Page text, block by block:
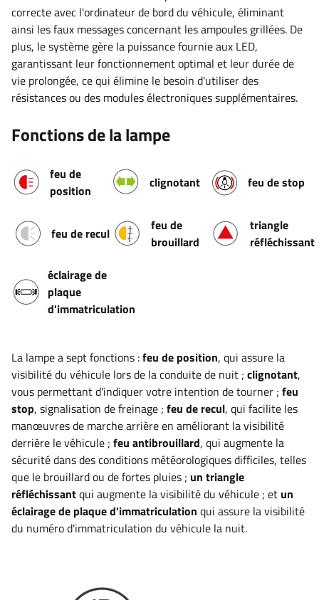
correcte avec l'ordinateur de bord du véhicule, éliminant
ainsi les faux messages concernant les ampoules grillées. De
plus, le système gère la puissance fournie aux LED,
garantissant leur fonctionnement optimal et leur durée de
vie prolongée, ce qui élimine le besoin d'utiliser des
résistances ou des modules électroniques supplémentaires.
Fonctions de la lampe
feu de
position
clignotant feu de stop
feu de recul
feu de
brouillard
triangle
réfléchissant
éclairage de
plaque
d'immatriculation
La lampe a sept fonctions :feu de position, qui assure la
visibilité du véhicule lors de la conduite de nuit ; clignotant,
vous permettant d'indiquer votre intention de tourner ; feu
stop, signalisation de freinage ; feu de recul, qui facilite les
manœuvres de marche arrière en améliorant la visibilité
derrière le véhicule ; feu antibrouillard, qui augmente la
sécurité dans des conditions météorologiques difficiles, telles
que le brouillard ou de fortes pluies ; un triangle
réfléchissantqui augmente la visibilité du véhicule ; et un
éclairage de plaque d'immatriculation qui assure la visibilité
du numéro d'immatriculation du véhicule la nuit.